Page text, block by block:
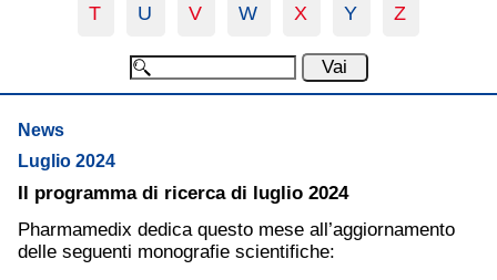
T U V W X Y Z
News
Luglio 2024
Il programma di ricerca di luglio 2024
Pharmamedix dedica questo mese all’aggiornamento
delle seguenti monografie scientifiche: